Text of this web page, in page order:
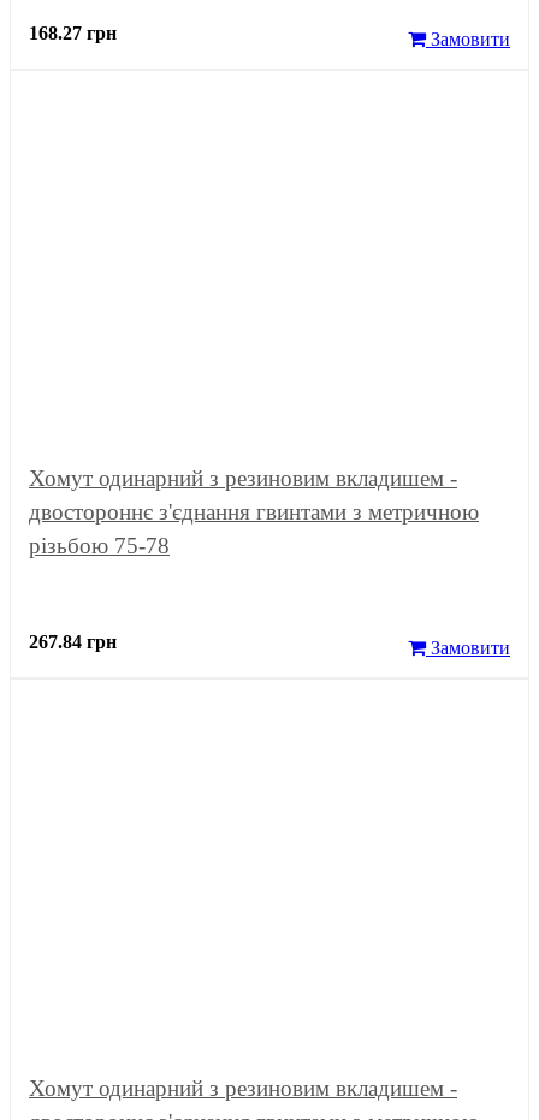
168.27 грн Замовити
Хомут одинарний з резиновим вкладишем -
двостороннє з'єднання гвинтами з метричною
різьбою 75-78
267.84 грн Замовити
Хомут одинарний з резиновим вкладишем -